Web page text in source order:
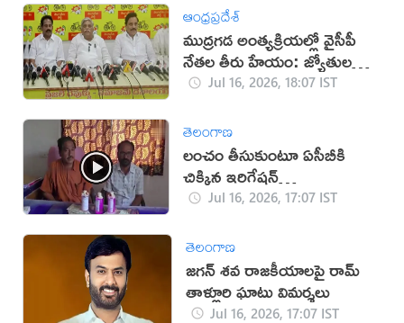
ఆంధ్రప్రదేశ్
ముద్రగడ అంత్యక్రియల్లో వైసీపీ
నేతల తీరు హేయం: జ్యోతుల
నెహ్రూJul 16, 2026, 18:07 IST
తెలంగాణ
లంచం తీసుకుంటూ ఏసీబీకి
చిక్కిన ఇరిగేషన్
అధికారులు(వీడియో)
Jul 16, 2026, 17:07 IST
తెలంగాణ
జగన్ శవ రాజకీయాలపై రామ్
తాళ్లూరి ఘాటు విమర్శలు
Jul 16, 2026, 17:07 IST